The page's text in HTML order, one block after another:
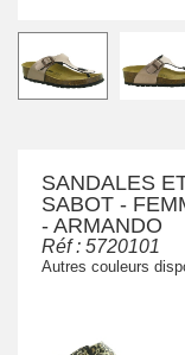
SANDALES
SABOT -
- ARMANDO
Réf : 5720101
Autres couleurs